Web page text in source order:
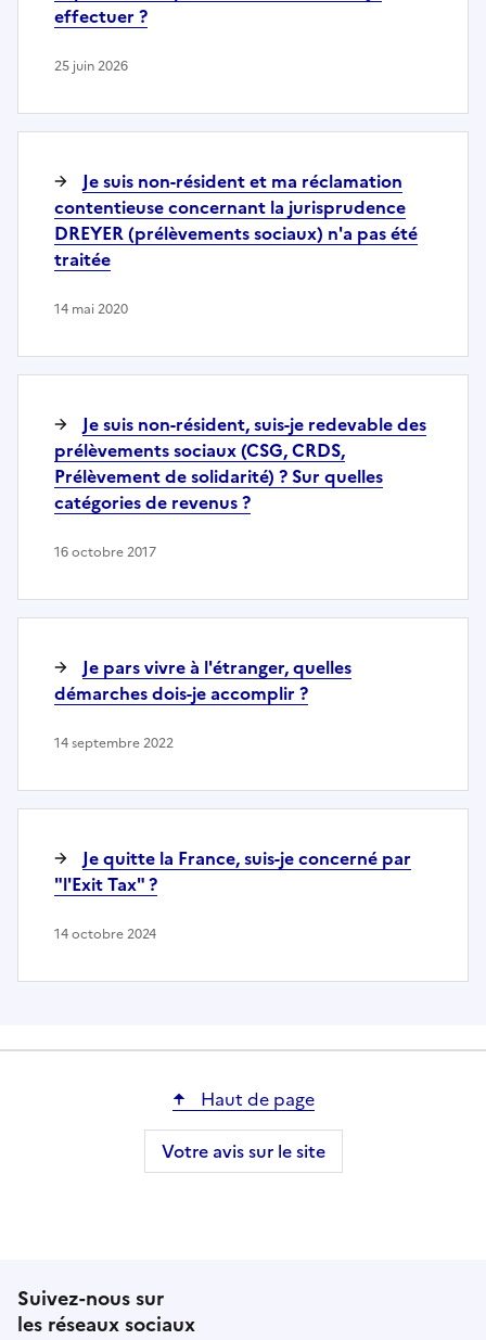
effectuer ?
25 juin 2026
Je suis non-résident et ma réclamation
contentieuse concernant la jurisprudence
DREYER (prélèvements sociaux) n'a pas été
traitée
14 mai 2020
Je suis non-résident, suis-je redevable des
prélèvements sociaux (CSG, CRDS,
Prélèvement de solidarité) ? Sur quelles
catégories de revenus ?
16 octobre 2017
Je pars vivre à l'étranger, quelles
démarches dois-je accomplir ?
14 septembre 2022
Je quitte la France, suis-je concerné par
"l'Exit Tax" ?
14 octobre 2024
Haut de page
Votre avis sur le site
Suivez-nous sur
les réseaux sociaux